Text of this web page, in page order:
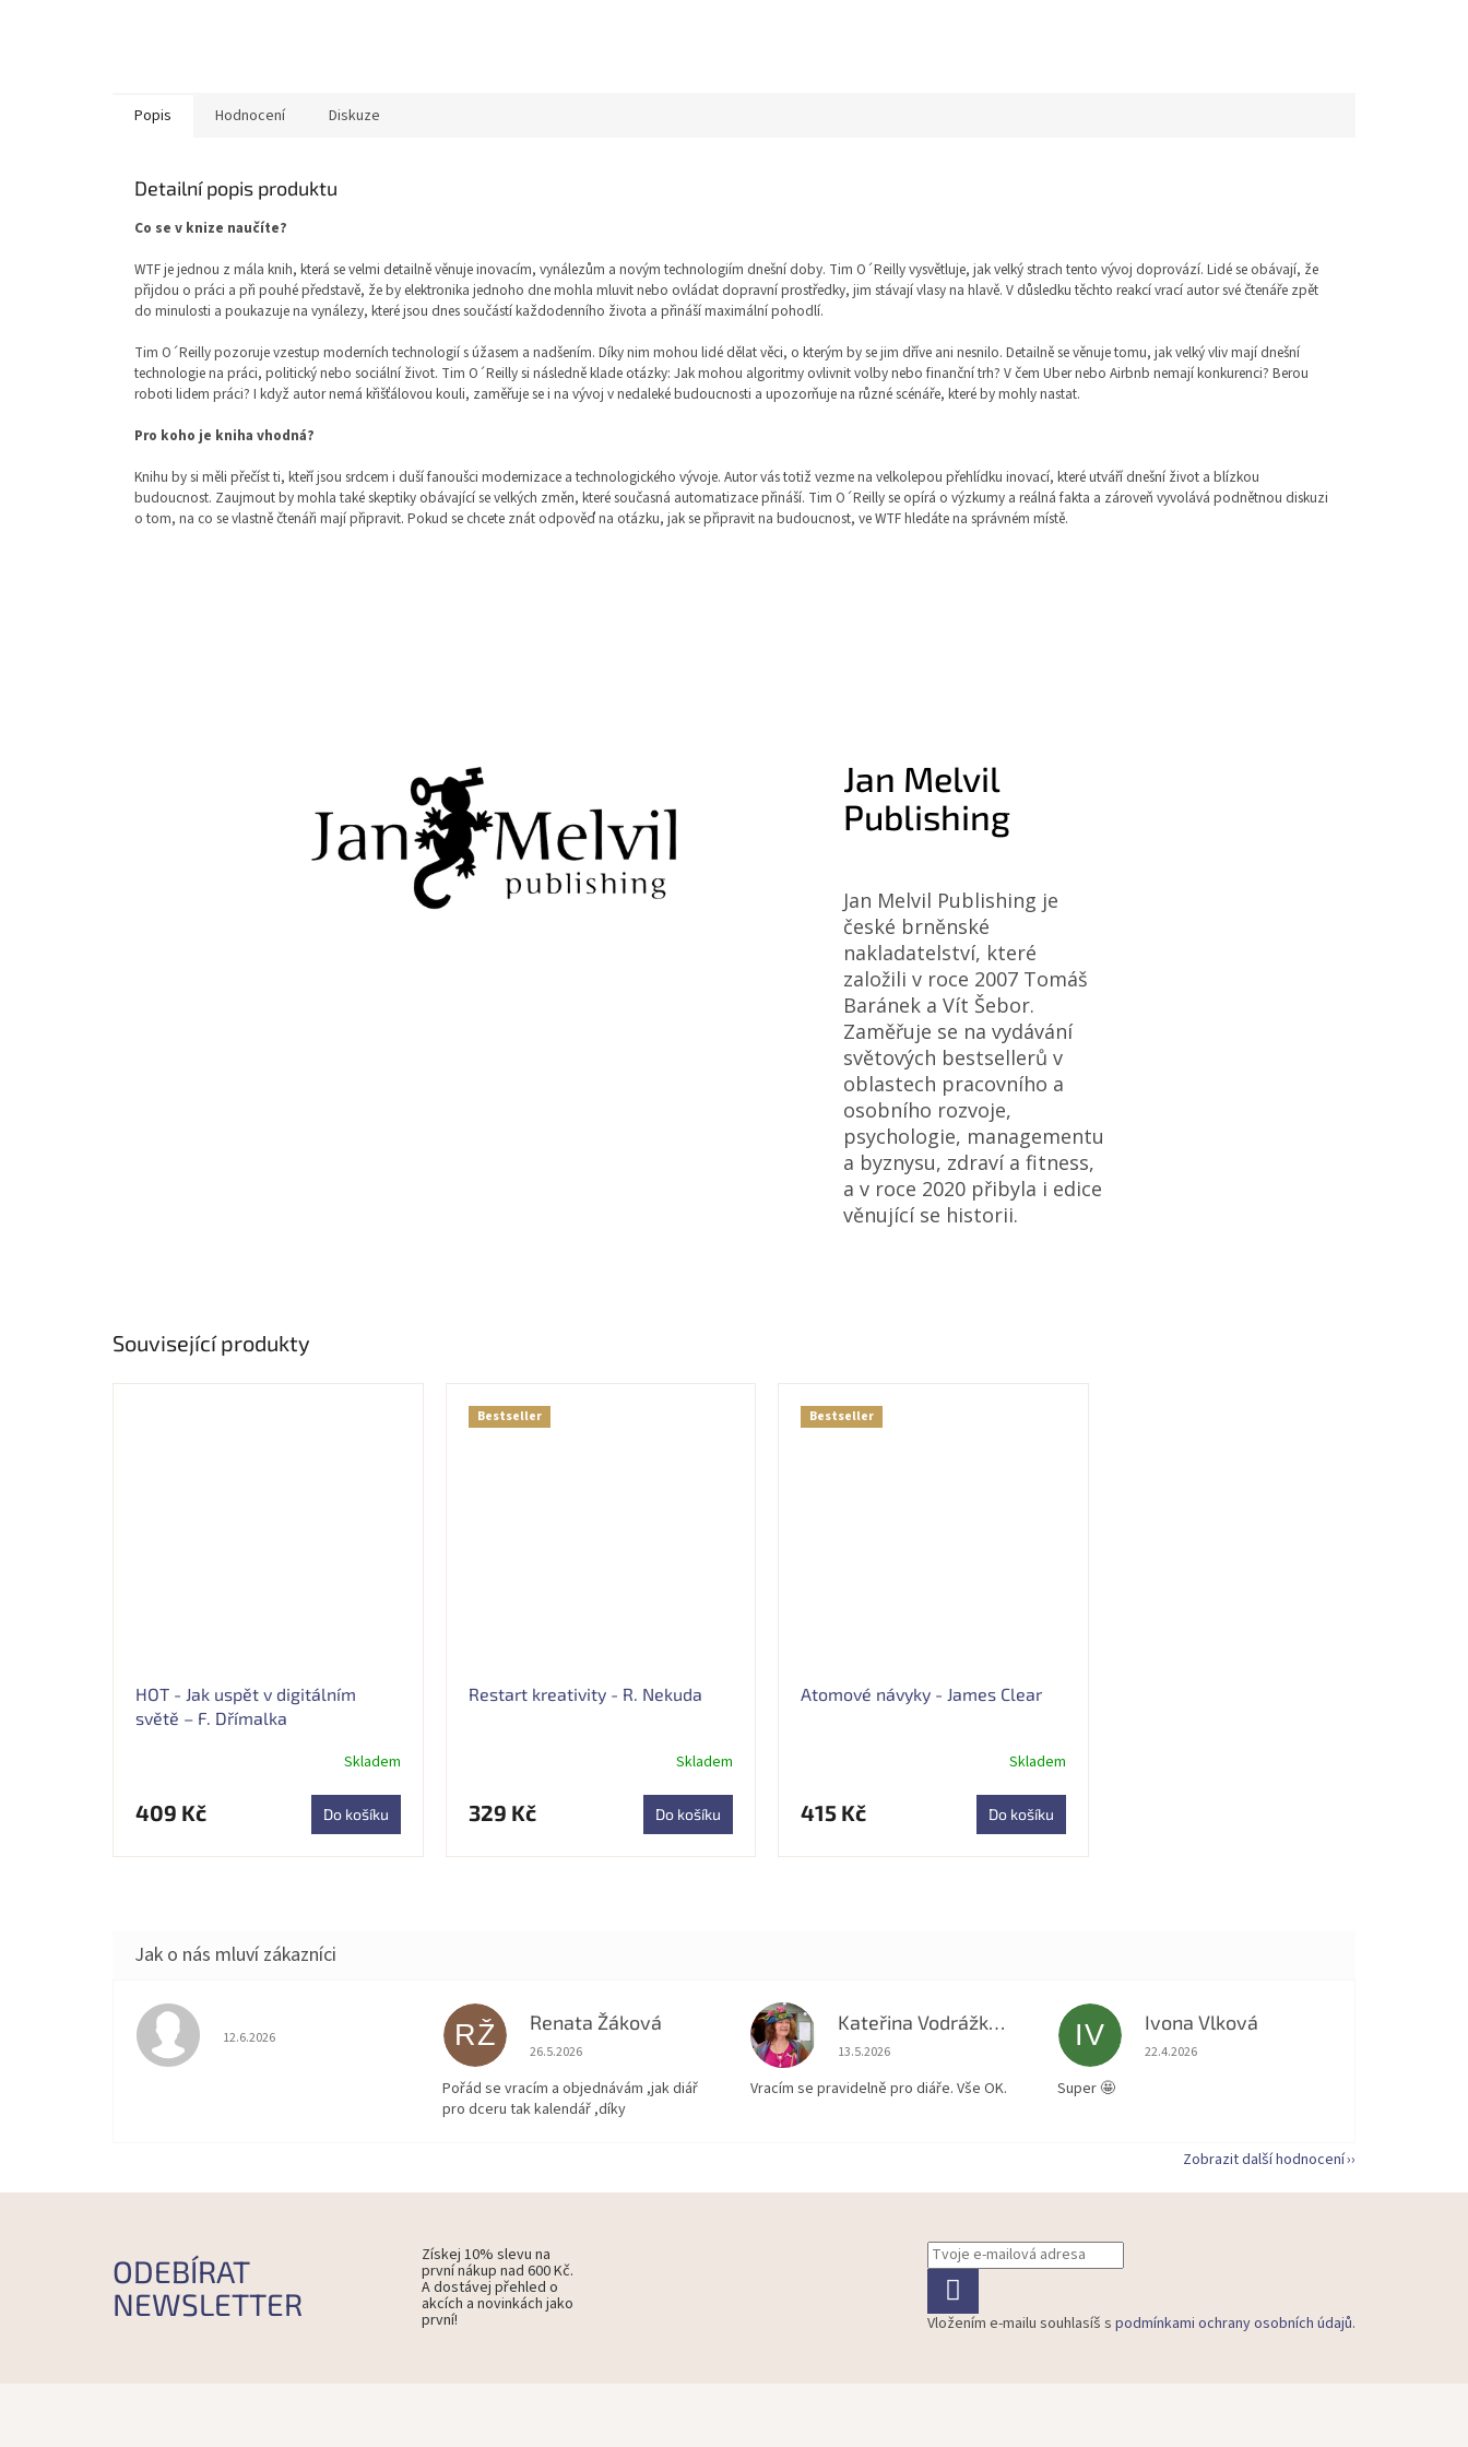
Související produkty
HOT - Jak uspět v digitálním
světě – F. Dřímalka
produktu
je
Skladem
409 Kč Do košíku
Bestseller
Restart kreativity - R. Nekuda
Skladem
329 Kč Do košíku
Bestseller
Atomové návyky - James Clear
Skladem
415 Kč Do košíku
Popis Hodnocení Diskuze
Detailní popis produktu
Co se v knize naučíte?
WTF je jednou z mála knih, která se velmi detailně věnuje inovacím, vynálezům a novým technologiím dnešní doby. Tim O´Reilly vysvětluje, jak velký strach tento vývoj doprovází. Lidé se obávají, že
přijdou o práci a při pouhé představě, že by elektronika jednoho dne mohla mluvit nebo ovládat dopravní prostředky, jim stávají vlasy na hlavě. V důsledku těchto reakcí vrací autor své čtenáře zpět
do minulosti a poukazuje na vynálezy, které jsou dnes součástí každodenního života a přináší maximální pohodlí.
Tim O´Reilly pozoruje vzestup moderních technologií s úžasem a nadšením. Díky nim mohou lidé dělat věci, o kterým by se jim dříve ani nesnilo. Detailně se věnuje tomu, jak velký vliv mají dnešní
technologie na práci, politický nebo sociální život. Tim O´Reilly si následně klade otázky: Jak mohou algoritmy ovlivnit volby nebo finanční trh? V čem Uber nebo Airbnb nemají konkurenci? Berou
roboti lidem práci? I když autor nemá křišťálovou kouli, zaměřuje se i na vývoj v nedaleké budoucnosti a upozorňuje na různé scénáře, které by mohly nastat.
Pro koho je kniha vhodná?
Knihu by si měli přečíst ti, kteří jsou srdcem i duší fanoušci modernizace a technologického vývoje. Autor vás totiž vezme na velkolepou přehlídku inovací, které utváří dnešní život a blízkou
budoucnost. Zaujmout by mohla také skeptiky obávající se velkých změn, které současná automatizace přináší. Tim O´Reilly se opírá o výzkumy a reálná fakta a zároveň vyvolává podnětnou diskuzi
o tom, na co se vlastně čtenáři mají připravit. Pokud se chcete znát odpověď na otázku, jak se připravit na budoucnost, ve WTF hledáte na správném místě.
Jan Melvil
Publishing
Jan Melvil Publishing je
české brněnské
nakladatelství, které
založili v roce 2007 Tomáš
Baránek a Vít Šebor.
Zaměřuje se na vydávání
světových bestsellerů v
oblastech pracovního a
osobního rozvoje,
psychologie, managementu
a byznysu, zdraví a fitness,
a v roce 2020 přibyla i edice
věnující se historii.
Hodnocení obchodu je 5 z 5 hvězdiček.
12.6.2026 RŽ Renata Žáková
Hodnocení obchodu je 5 z 5 hvězdiček.
26.5.2026
Pořád se vracím a objednávám ,jak diář
pro dceru tak kalendář ,díky
KV Kateřina Vodrážková
Hodnocení obchodu je 5 z 5 hvězdiček.
13.5.2026
Vracím se pravidelně pro diáře. Vše OK.
IV Ivona Vlková
Hodnocení obchodu je 5 z 5 hvězdiček.
22.4.2026
Super 🤩
Zobrazit další hodnocení
ODEBÍRAT
NEWSLETTER
Získej 10% slevu na
první nákup nad 600 Kč.
A dostávej přehled o
akcích a novinkách jako
první! Vložením e-mailu souhlasíš s podmínkami ochrany osobních údajů.